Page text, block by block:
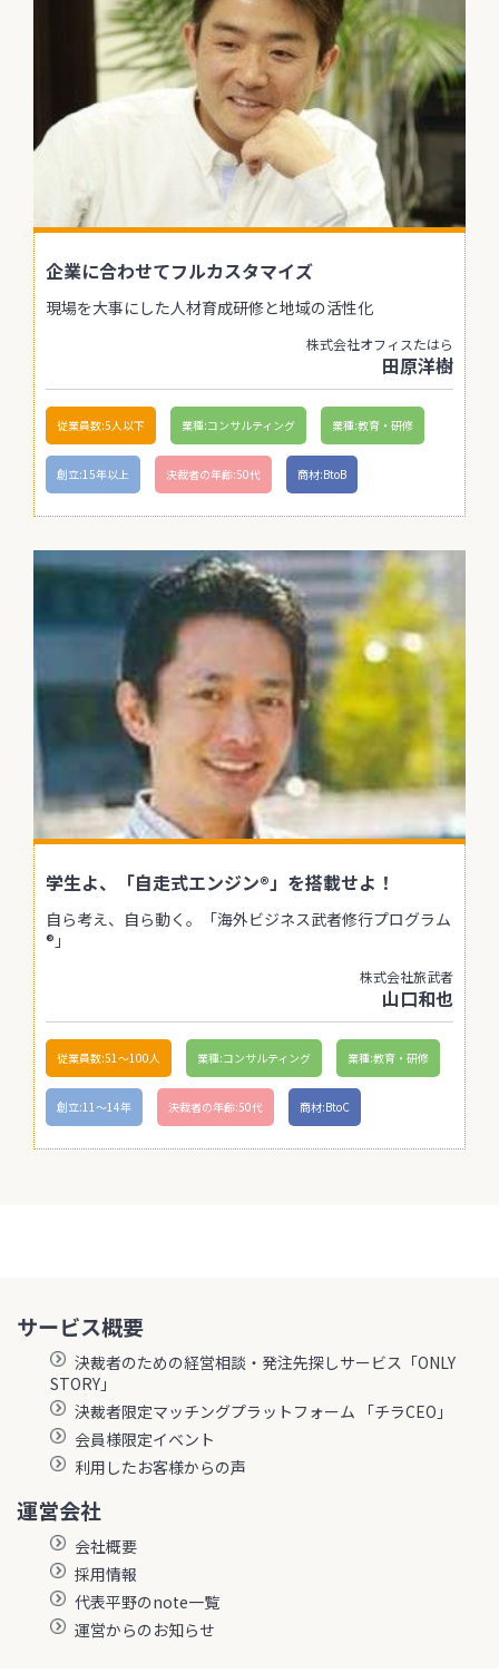
企業に合わせてフルカスタマイズ
現場を大事にした人材育成研修と地域の活性化
株式会社オフィスたはら
田原洋樹
従業員数:5人以下 業種:コンサルティング 業種:教育・研修
創立:15年以上 決裁者の年齢:50代 商材:BtoB
学生よ、「自走式エンジン®」を搭載せよ！
自ら考え、自ら動く。「海外ビジネス武者修行プログラム
®」
株式会社旅武者
山口和也
従業員数:51〜100人 業種:コンサルティング 業種:教育・研修
創立:11〜14年 決裁者の年齢:50代 商材:BtoC
サービス概要
決裁者のための経営相談・発注先探しサービス「ONLY
STORY」
決裁者限定マッチングプラットフォーム 「チラCEO」
会員様限定イベント
利用したお客様からの声
運営会社
会社概要
採用情報
代表平野のnote一覧
運営からのお知らせ